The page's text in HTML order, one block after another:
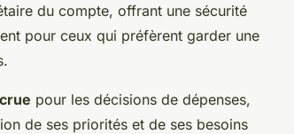
du compte, offrant une sécurité
pour ceux qui préfèrent garder une
pour les décisions de dépenses,
de ses priorités et de ses besoins